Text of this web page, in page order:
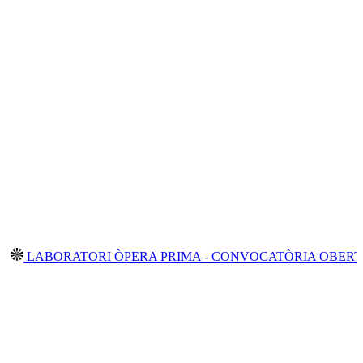
ÒPERA PRIMA - CONVOCATÒRIA OBERTA 2026